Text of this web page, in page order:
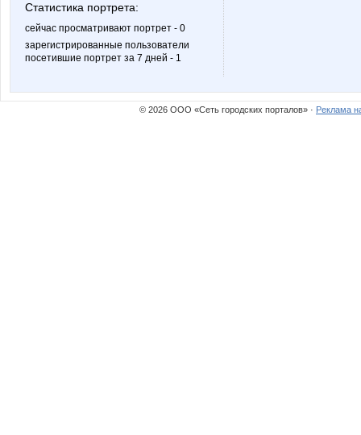
Статистика портрета:
сейчас просматривают портрет - 0
зарегистрированные пользователи
посетившие портрет за 7 дней - 1
© 2026 ООО «Сеть городских порталов» · Реклама